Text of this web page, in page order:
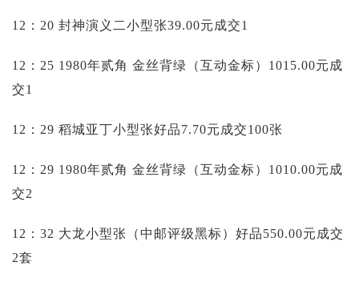
12：20 封神演义二小型张39.00元成交1
12：25 1980年贰角 金丝背绿（互动金标）1015.00元成
交1
12：29 稻城亚丁小型张好品7.70元成交100张
12：29 1980年贰角 金丝背绿（互动金标）1010.00元成
交2
12：32 大龙小型张（中邮评级黑标）好品550.00元成交
2套